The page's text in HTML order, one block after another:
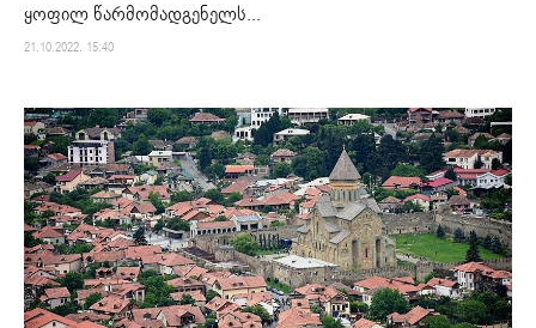
ყოფილ წარმომადგენელს...
21.10.2022. 15:40